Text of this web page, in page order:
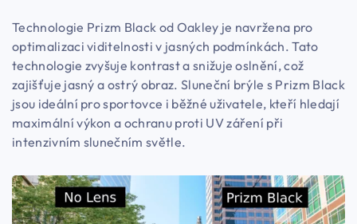
Technologie Prizm Black od Oakley je navržena pro
optimalizaci viditelnosti v jasných podmínkách. Tato
technologie zvyšuje kontrast a snižuje oslnění, což
zajišťuje jasný a ostrý obraz. Sluneční brýle s Prizm Black
jsou ideální pro sportovce i běžné uživatele, kteří hledají
maximální výkon a ochranu proti UV záření při
intenzivním slunečním světle.